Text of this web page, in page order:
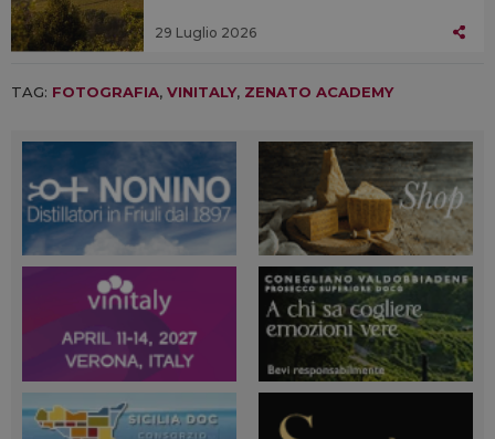
29 Luglio 2026
TAG: FOTOGRAFIA, VINITALY, ZENATO ACADEMY